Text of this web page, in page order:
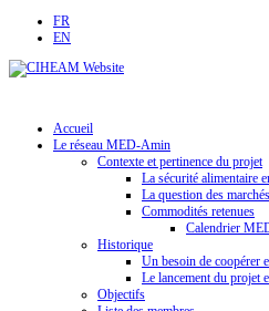
FR
EN
Accueil
Le réseau MED-Amin
Contexte et pertinence du projet
La sécurité alimentaire
La question des
Commodités retenues
Calendrier
Historique
Un besoin de coopérer
Le lancement du projet
Objectifs